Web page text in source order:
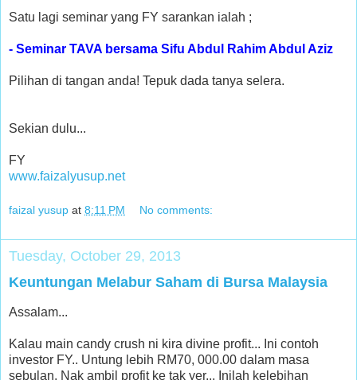
Satu lagi seminar yang FY sarankan ialah ;
- Seminar TAVA bersama Sifu Abdul Rahim Abdul Aziz
Pilihan di tangan anda! Tepuk dada tanya selera.
Sekian dulu...
FY
www.faizalyusup.net
faizal yusup at 8:11 PM No comments:
Tuesday, October 29, 2013
Keuntungan Melabur Saham di Bursa Malaysia
Assalam...
Kalau main candy crush ni kira divine profit... Ini contoh
investor FY.. Untung lebih RM70, 000.00 dalam masa
sebulan. Nak ambil profit ke tak yer... Inilah kelebihan